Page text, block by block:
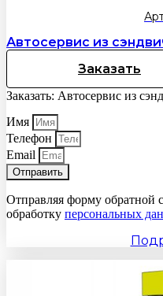
Автосервис из
Заказать
Заказать: Автосервис из
Имя
Телефон
Email
Отправить
Отправляя форму обратной
обработку персональных